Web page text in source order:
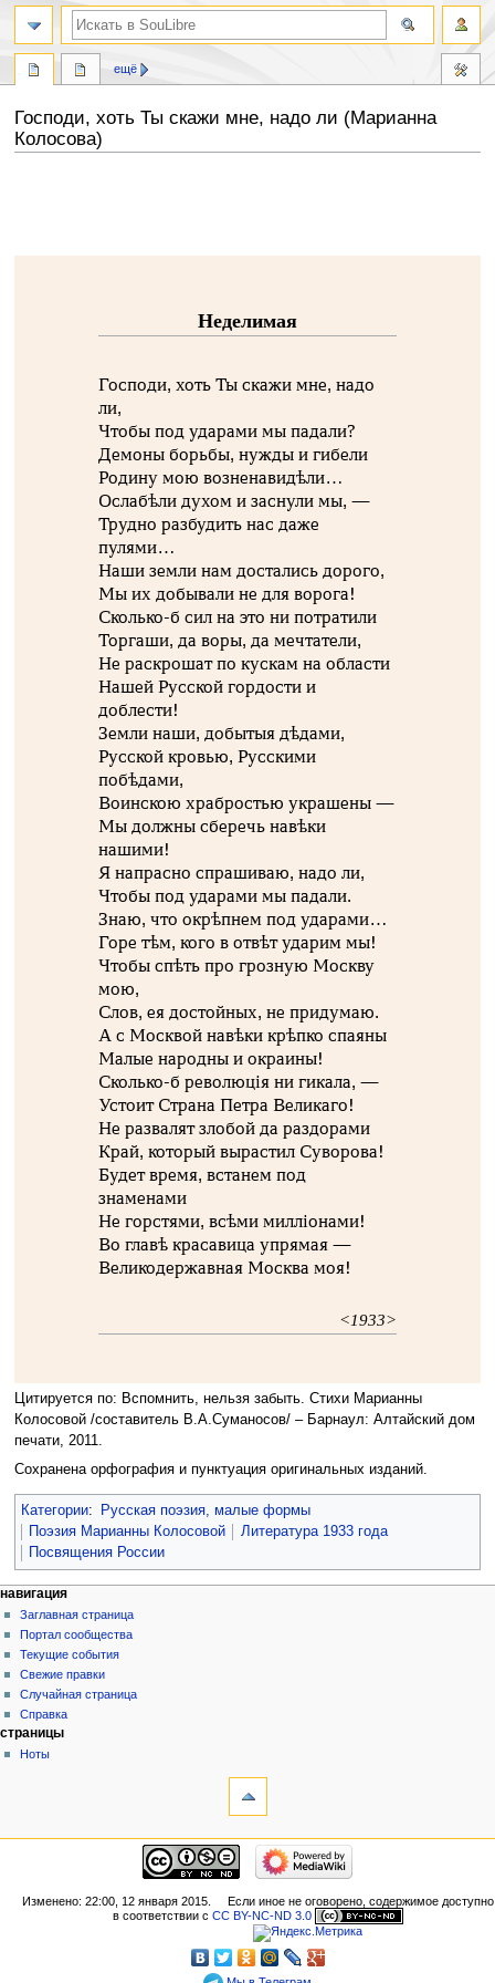
Господи, хоть Ты скажи мне, надо ли (Марианна
Колосова)
Неделимая
Господи, хоть Ты скажи мне, надо
ли,
Чтобы под ударами мы падали?
Демоны борьбы, нужды и гибели
Родину мою возненавидѣли…
Ослабѣли духом и заснули мы, —
Трудно разбудить нас даже
пулями…
Наши земли нам достались дорого,
Мы их добывали не для ворога!
Сколько-б сил на это ни потратили
Торгаши, да воры, да мечтатели,
Не раскрошат по кускам на области
Нашей Русской гордости и
доблести!
Земли наши, добытыя дѣдами,
Русской кровью, Русскими
побѣдами,
Воинскою храбростью украшены —
Мы должны сберечь навѣки
нашими!
Я напрасно спрашиваю, надо ли,
Чтобы под ударами мы падали.
Знаю, что окрѣпнем под ударами…
Горе тѣм, кого в отвѣт ударим мы!
Чтобы спѣть про грозную Москву
мою,
Слов, ея достойных, не придумаю.
А с Москвой навѣки крѣпко спаяны
Малые народны и окраины!
Сколько-б революцiя ни гикала, —
Устоит Страна Петра Великаго!
Не развалят злобой да раздорами
Край, который вырастил Суворова!
Будет время, встанем под
знаменами
Не горстями, всѣми миллiонами!
Во главѣ красавица упрямая —
Великодержавная Москва моя!
<1933>
Цитируется по: Вспомнить, нельзя забыть. Стихи Марианны
Колосовой /составитель В.А.Суманосов/ – Барнаул: Алтайский дом
печати, 2011.
Сохранена орфография и пунктуация оригинальных изданий.
Категории:
Русская поэзия, малые формы
Поэзия Марианны Колосовой
Литература 1933 года
Посвящения России
ещё
навигация
Заглавная страница
Портал сообщества
Текущие события
Свежие правки
Случайная страница
Справка
страницы
Ноты
Изменено: 22:00, 12 января 2015.
Если иное не оговорено, содержимое доступно
в соответствии с CC BY-NC-ND 3.0